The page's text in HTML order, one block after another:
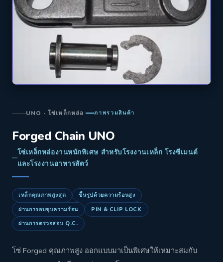
UNO · โซ่เหล็กหล่อ ภาพรวมสินค้า
Forged Chain UNO
โซ่เหล็กหล่องานหนักพิเศษ สำหรับโรงงานเหล็ก โรงซีเมนต์
และโรงงานอาหารสัตว์
เหล็กคุณภาพสูงสุด
ขึ้นรูปด้วยความร้อนสูง
ผ่านการอบชุบความร้อน
PIN & CLIP LOCK
ผ่านการตรวจสอบ Q.C.
โซ่ Forged คุณภาพสูง ออกแบบมาเป็นพิเศษให้เหมาะสมกับ